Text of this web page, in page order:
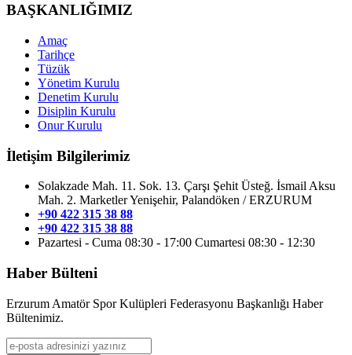
BAŞKANLIĞIMIZ
Amaç
Tarihçe
Tüzük
Yönetim Kurulu
Denetim Kurulu
Disiplin Kurulu
Onur Kurulu
İletişim Bilgilerimiz
Solakzade Mah. 11. Sok. 13. Çarşı Şehit Üsteğ. İsmail Aksu
Mah. 2. Marketler Yenişehir, Palandöken / ERZURUM
+90 422 315 38 88
+90 422 315 38 88
Pazartesi - Cuma 08:30 - 17:00 Cumartesi 08:30 - 12:30
Haber Bülteni
Erzurum Amatör Spor Kulüpleri Federasyonu Başkanlığı Haber
Bültenimiz.